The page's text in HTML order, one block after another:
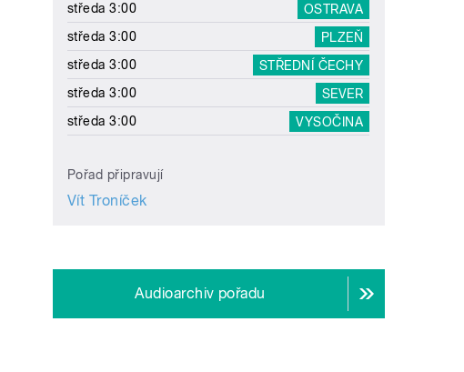
středa 3:00
OSTRAVA
středa 3:00
PLZEŇ
středa 3:00
STŘEDNÍ ČECHY
středa 3:00
SEVER
středa 3:00
VYSOČINA
Pořad připravují
Vít Troníček
Audioarchiv pořadu